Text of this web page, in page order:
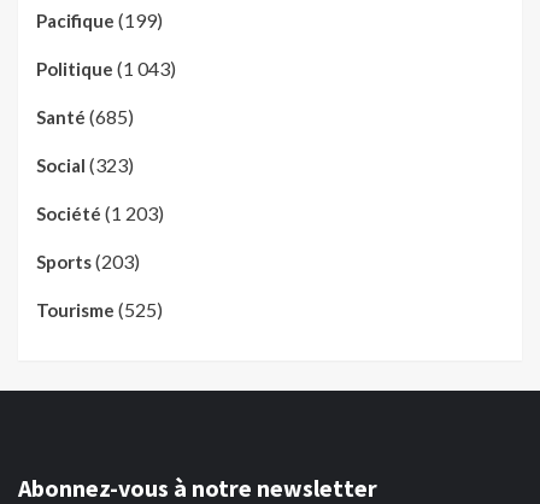
Pacifique (199)
Politique (1 043)
Santé (685)
Social (323)
Société (1 203)
Sports(203)
Tourisme (525)
Abonnez-vous à notre newsletter